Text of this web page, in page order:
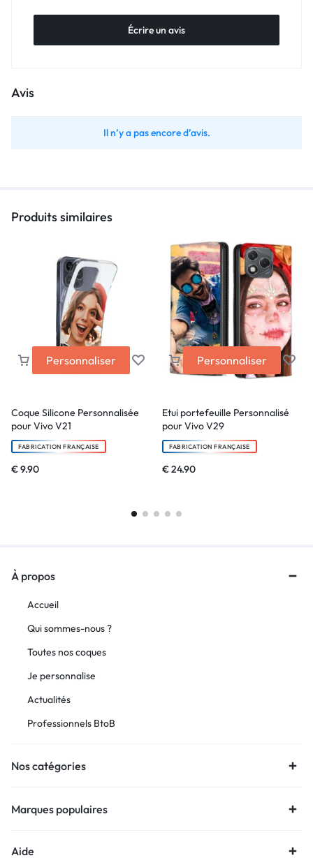
Écrire un avis
Avis
Il n’y a pas encore d’avis.
Produits similaires
Personnaliser
Coque Silicone Personnalisée
pour Vivo V21
FABRICATION FRANÇAISE
€9.90
Personnaliser
Etui portefeuille Personnalisé
pour Vivo V29
FABRICATION FRANÇAISE
€24.90
À propos
Accueil
Qui sommes-nous ?
Toutes nos coques
Je personnalise
Actualités
Professionnels BtoB
Nos catégories
Marques populaires
Aide